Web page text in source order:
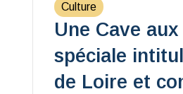
Culture
Une Cave
spéciale
de Loire et